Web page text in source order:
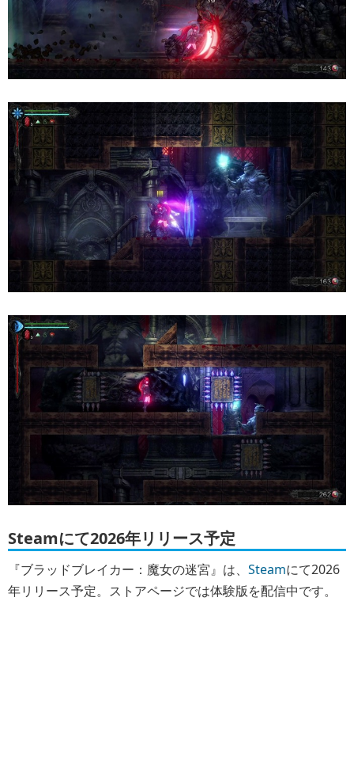
Steamにて2026年リリース予定
『ブラッドブレイカー：魔女の迷宮』は、 Steamにて2026
年リリース予定。ストアページでは体験版を配信中です。